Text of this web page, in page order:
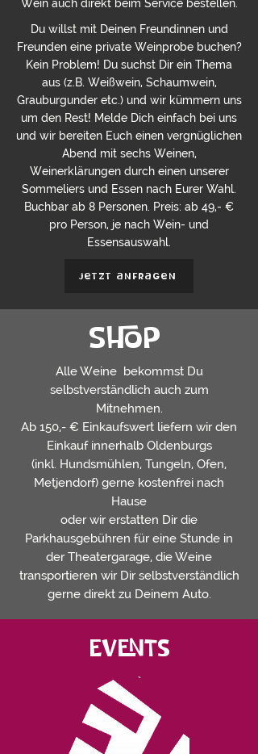
Wein auch direkt beim Service bestellen.
Du willst mit Deinen Freundinnen und
Freunden eine private Weinprobe buchen?
Kein Problem! Du suchst Dir ein Thema
aus (z.B. Weißwein, Schaumwein,
Grauburgunder etc.) und wir kümmern uns
um den Rest! Melde Dich einfach bei uns
und wir bereiten Euch einen vergnüglichen
Abend mit sechs Weinen,
Weinerklärungen durch einen unserer
Sommeliers und Essen nach Eurer Wahl.
Buchbar ab 8 Personen. Preis: ab 49,- €
pro Person, je nach Wein- und
Essensauswahl.
jetzt anfragen
Shop
Alle Weine bekommst Du
selbstverständlich auch zum
Mitnehmen.
Ab 150,- € Einkaufswert liefern wir den
Einkauf innerhalb Oldenburgs
(inkl. Hundsmühlen, Tungeln, Ofen,
Metjendorf) gerne kostenfrei nach
Hause
oder wir erstatten Dir die
Parkhausgebühren für eine Stunde in
der Theatergarage, die Weine
transportieren wir Dir selbstverständlich
gerne direkt zu Deinem Auto.
EVENts